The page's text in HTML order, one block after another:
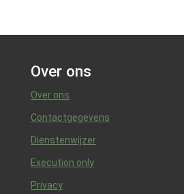
Over ons
Over ons
Contactgegevens
Dienstenwijzer
Execution only
Privacy